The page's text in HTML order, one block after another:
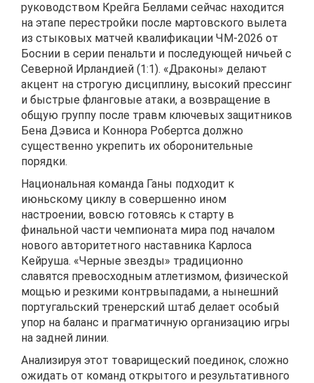
руководством Крейга Беллами сейчас находится
на этапе перестройки после мартовского вылета
из стыковых матчей квалификации ЧМ-2026 от
Боснии в серии пенальти и последующей ничьей с
Северной Ирландией (1:1). «Драконы» делают
акцент на строгую дисциплину, высокий прессинг
и быстрые фланговые атаки, а возвращение в
общую группу после травм ключевых защитников
Бена Дэвиса и Коннора Робертса должно
существенно укрепить их оборонительные
порядки.
Национальная команда Ганы подходит к
июньскому циклу в совершенно ином
настроении, вовсю готовясь к старту в
финальной части чемпионата мира под началом
нового авторитетного наставника Карлоса
Кейруша. «Черные звезды» традиционно
славятся превосходным атлетизмом, физической
мощью и резкими контрвыпадами, а нынешний
португальский тренерский штаб делает особый
упор на баланс и прагматичную организацию игры
на задней линии.
Анализируя этот товарищеский поединок, сложно
ожидать от команд открытого и результативного